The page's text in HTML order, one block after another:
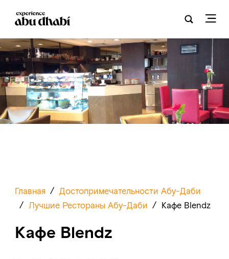
Главная / Достопримечательности Абу-Даби
/ Лучшие Рестораны Абу-Даби / Кафе Blendz
Кафе Blendz